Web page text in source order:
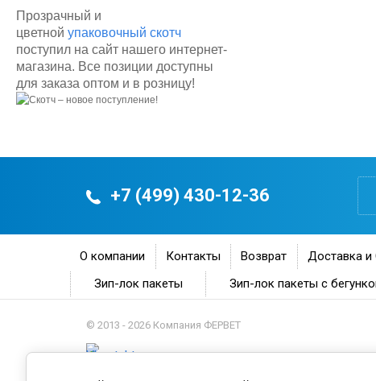
Прозрачный и
цветной упаковочный скотч
поступил на сайт нашего интернет-
магазина. Все позиции доступны
для заказа оптом и в розницу!
+7 (499) 430-12-36
О компании Контакты Возврат Доставка
Зип-лок пакеты
Зип-лок пакеты с
© 2013 - 2026 Компания ФЕРВЕТ